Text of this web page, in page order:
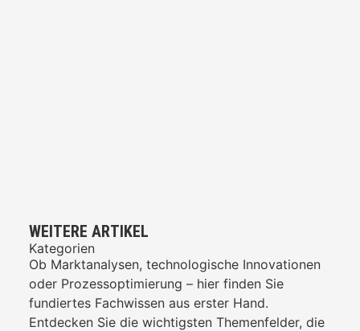
WEITERE ARTIKEL
Kategorien
Ob Marktanalysen, technologische Innovationen
oder Prozessoptimierung – hier finden Sie
fundiertes Fachwissen aus erster Hand.
Entdecken Sie die wichtigsten Themenfelder, die